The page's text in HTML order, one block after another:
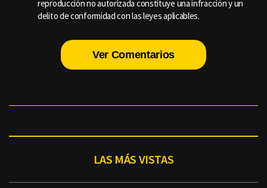
reproducción no autorizada constituye una infracción y un
delito de conformidad con las leyes aplicables.
Ver Comentarios
LAS MÁS VISTAS